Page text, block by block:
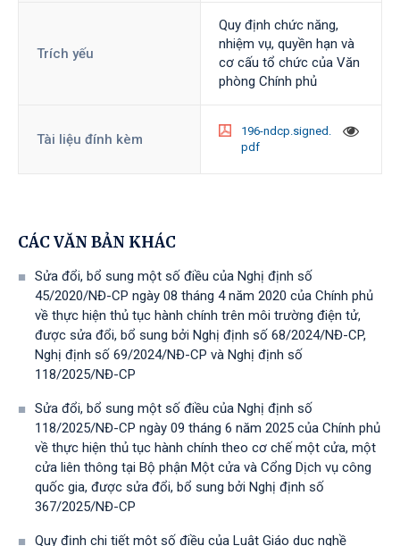
Trích yếu
Quy định chức năng,
nhiệm vụ, quyền hạn và
cơ cấu tổ chức của Văn
phòng Chính phủ
Tài liệu đính kèm
196-ndcp.signed.
pdf
CÁC VĂN BẢN KHÁC
Sửa đổi, bổ sung một số điều của Nghị định số
45/2020/NĐ-CP ngày 08 tháng 4 năm 2020 của Chính phủ
về thực hiện thủ tục hành chính trên môi trường điện tử,
được sửa đổi, bổ sung bởi Nghị định số 68/2024/NĐ-CP,
Nghị định số 69/2024/NĐ-CP và Nghị định số
118/2025/NĐ-СР
Sửa đổi, bổ sung một số điều của Nghị định số
118/2025/NĐ-CP ngày 09 tháng 6 năm 2025 của Chính phủ
về thực hiện thủ tục hành chính theo cơ chế một cửa, một
cửa liên thông tại Bộ phận Một cửa và Cổng Dịch vụ công
quốc gia, được sửa đổi, bổ sung bởi Nghị định số
367/2025/NĐ-СР
Quy định chi tiết một số điều của Luật Giáo dục nghề